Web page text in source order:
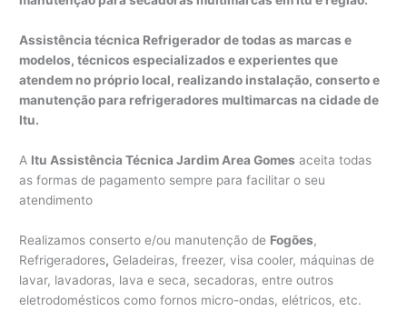
Assistência técnica Refrigerador de todas as marcas e
modelos, técnicos especializados e experientes que
atendem no próprio local, realizando instalação, conserto e
manutenção para refrigeradores multimarcas na cidade de
Itu.
A Itu Assistência Técnica Jardim Area Gomes aceita todas
as formas de pagamento sempre para facilitar o seu
atendimento
Realizamos conserto e/ou manutenção de Fogões,
Refrigeradores, Geladeiras, freezer, visa cooler, máquinas de
lavar, lavadoras, lava e seca, secadoras, entre outros
eletrodomésticos como fornos micro-ondas, elétricos, etc.